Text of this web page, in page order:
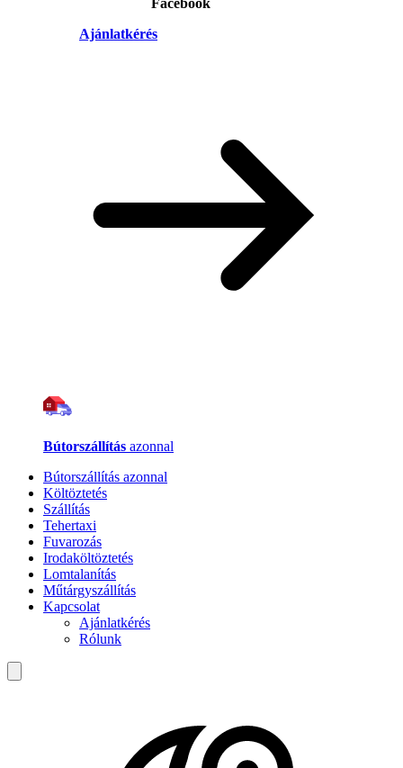
Facebook
Ajánlatkérés
Bútorszállítás azonnal
Bútorszállítás azonnal
Költöztetés
Szállítás
Tehertaxi
Fuvarozás
Irodaköltöztetés
Lomtalanítás
Műtárgyszállítás
Kapcsolat
Ajánlatkérés
Rólunk